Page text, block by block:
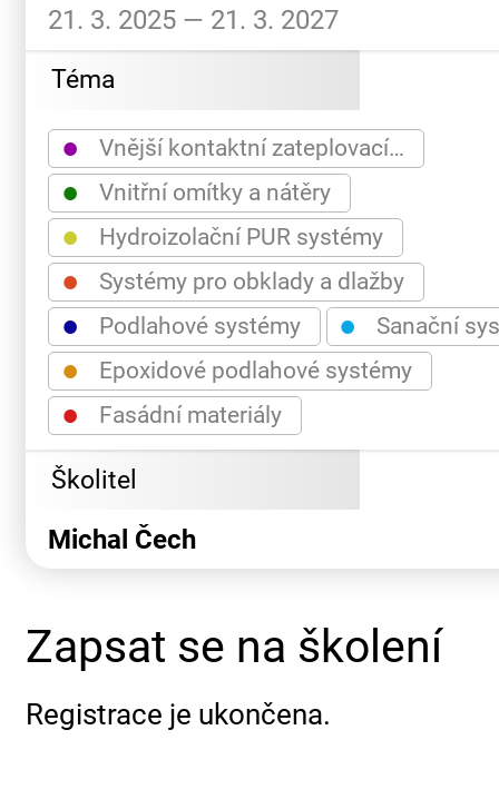
21. 3. 2025 — 21. 3. 2027
Téma
● Vnější kontaktní zateplovací…
● Vnitřní omítky a nátěry
● Hydroizolační PUR systémy
● Systémy pro obklady a dlažby
● Podlahové systémy ● Sanační
● Epoxidové podlahové systémy
● Fasádní materiály
Školitel
Michal Čech
Zapsat se na školení
Registrace je ukončena.